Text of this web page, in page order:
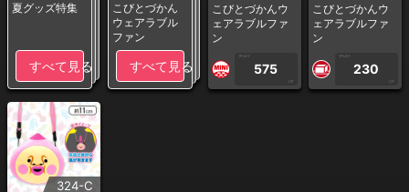
夏グッズ特集
すべて見る
こびとづかん
ウェアラブル
ファン
すべて見る
こびとづかんウ
ェアラブルファ
ン
1PLAY
575
CP
こびとづかんウ
ェアラブルファ
ン
1PLAY
230
CP
324-C